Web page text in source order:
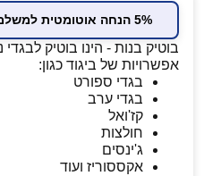
5% הנחה אוטומטית למשלמים בכרטיס המועדון
בוטיק בנות - הינו בוטיק לבגדי
אפשרויות של ביגוד כגון:
בגדי ספורט
בגדי ערב
קז'ואל
חולצות
ג'ינסים
אקססוריז ועוד